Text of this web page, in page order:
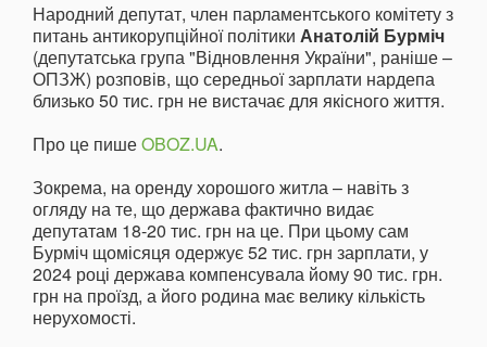
Народний депутат, член парламентського комітету з
питань антикорупційної політики Анатолій Бурміч
(депутатська група "Відновлення України", раніше –
ОПЗЖ) розповів, що середньої зарплати нардепа
близько 50 тис. грн не вистачає для якісного життя.
Про це пишеOBOZ.UA.
Зокрема, на оренду хорошого житла – навіть з
огляду на те, що держава фактично видає
депутатам 18-20 тис. грн на це. При цьому сам
Бурміч щомісяця одержує 52 тис. грн зарплати, у
2024 році держава компенсувала йому 90 тис. грн.
грн на проїзд, а його родина має велику кількість
нерухомості.